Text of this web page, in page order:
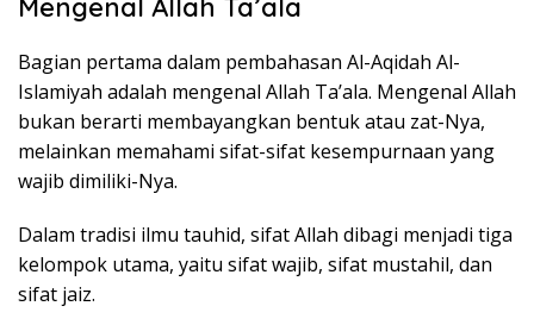
Mengenal Allah Ta’ala
Bagian pertama dalam pembahasan Al-Aqidah Al-
Islamiyah adalah mengenal Allah Ta’ala. Mengenal Allah
bukan berarti membayangkan bentuk atau zat-Nya,
melainkan memahami sifat-sifat kesempurnaan yang
wajib dimiliki-Nya.
Dalam tradisi ilmu tauhid, sifat Allah dibagi menjadi tiga
kelompok utama, yaitu sifat wajib, sifat mustahil, dan
sifat jaiz.